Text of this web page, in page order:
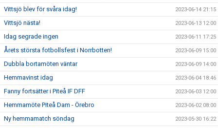
Vittsjö blev för svåra idag! 2023-06-14 21:15
Vittsjö nästa! 2023-06-13 12:00
Idag segrade ingen 2023-06-11 17:25
Årets största fotbollsfest i Norrbotten! 2023-06-09 15:00
Dubbla bortamöten väntar 2023-06-09 14:00
Hemmavinst idag 2023-06-04 18:46
Fanny fortsätter i Piteå IF DFF 2023-06-03 12:00
Hemmamöte Piteå Dam - Örebro 2023-06-02 08:00
Ny hemmamatch söndag 2023-05-30 16:22